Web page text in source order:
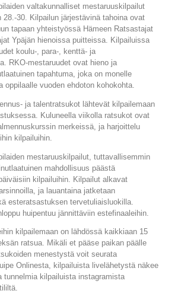
valtakunnalliset mestaruuskilpailut
28.-30. Kilpailun järjestävinä tahoina ovat
tapaan yhteistyössä Hämeen Ratsastajat
Ypäjän hienoissa puitteissa. Kilpailuissa
koulu-, para-, kenttä- ja
RKO-mestaruudet ovat hieno ja
tapahtuma, joka on monelle
oppilaalle vuoden ehdoton kohokohta.
ja talentratsukot lähtevät kilpailemaan
Kuluneella viikolla ratsukot ovat
merkeissä, ja harjoittelu
kilpailuihin.
mestaruuskilpailut, tuttavallisemmin
mahdollisuus päästä
kilpailuihin. Kilpailut alkavat
ja lauantaina jatketaan
esteratsastuksen tervetuliaisluokilla.
huipentuu jännittäviin estefinaaleihin.
kilpailemaan on lähdössä kaikkiaan 15
ratsua. Mikäli et pääse paikan päälle
menestystä voit seurata
Onlinesta, kilpailuista livelähetystä näkee
tunnelmia kilpailuista instagramista
tililtä.